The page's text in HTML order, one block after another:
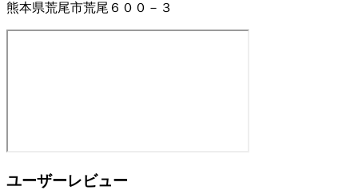
熊本県荒尾市荒尾６００－３
ユーザーレビュー